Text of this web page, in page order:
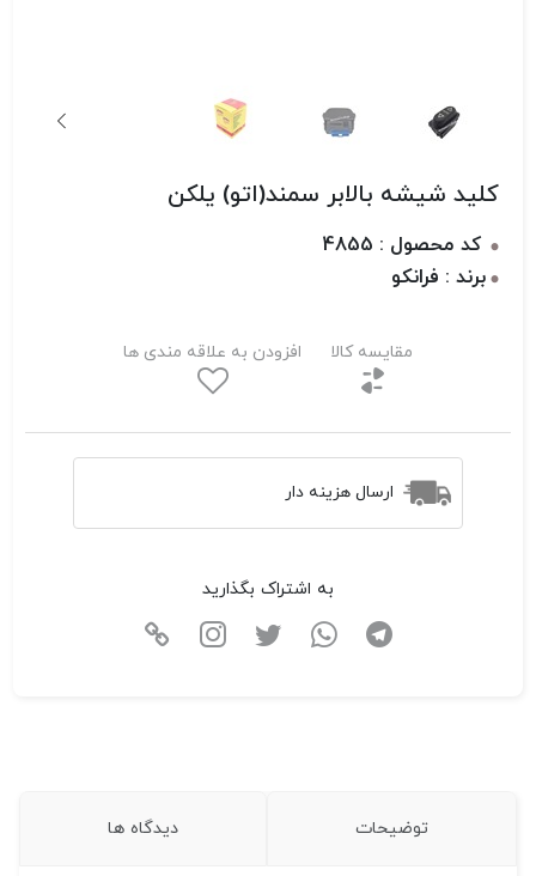
کلید شیشه بالابر سمند(اتو) یلکن
کد محصول : 4855
برند : فرانکو
مقایسه کالا افزودن به علاقه مندی ها
ارسال هزینه دار
به اشتراک بگذارید
توضیحات دیدگاه ها